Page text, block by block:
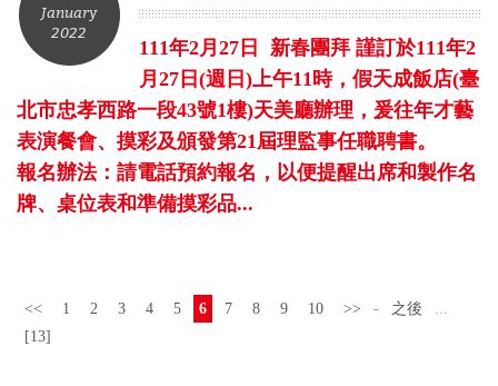
January
2022
111年2月27日 新春團拜 謹訂於111年2
月27日(週日)上午11時，假天成飯店(臺
北市忠孝西路一段43號1樓)天美廳辦理，爰往年才藝
表演餐會、摸彩及頒發第21屆理監事任職聘書。
報名辦法：請電話預約報名，以便提醒出席和製作名
牌、桌位表和準備摸彩品...
<< 1 2 3 4 5 6 7 8 9 10 >> - 之後
...
[13]